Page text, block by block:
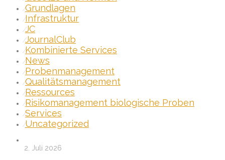
⁄Grundlagen
⁄Infrastruktur
⁄JC
⁄JournalClub
⁄Kombinierte Services
⁄News
⁄Probenmanagement
⁄Qualitätsmanagement
⁄Ressources
⁄Risikomanagement biologische Proben
⁄Services
⁄Uncategorized
2. Juli 2026